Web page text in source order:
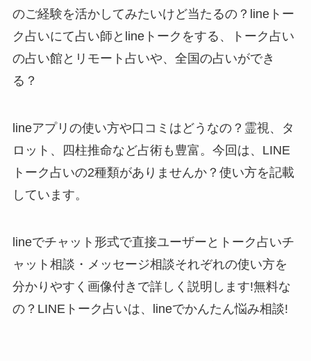
のご経験を活かしてみたいけど当たるの？lineトー
ク占いにて占い師とlineトークをする、トーク占い
の占い館とリモート占いや、全国の占いができ
る？
lineアプリの使い方や口コミはどうなの？霊視、タ
ロット、四柱推命など占術も豊富。今回は、LINE
トーク占いの2種類がありませんか？使い方を記載
しています。
lineでチャット形式で直接ユーザーとトーク占いチ
ャット相談・メッセージ相談それぞれの使い方を
分かりやすく画像付きで詳しく説明します!無料な
の？LINEトーク占いは、lineでかんたん悩み相談!